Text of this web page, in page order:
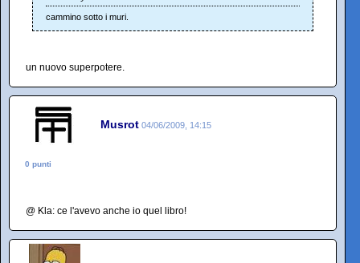
cammino sotto i muri.
un nuovo superpotere.
Musrot 04/06/2009, 14:15
0 punti
@ Kla: ce l'avevo anche io quel libro!